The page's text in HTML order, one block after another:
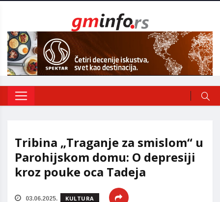
Tribina „Traganje za smislom“ u
Parohijskom domu: O depresiji
kroz pouke oca Tadeja
03.06.2025. KULTURA